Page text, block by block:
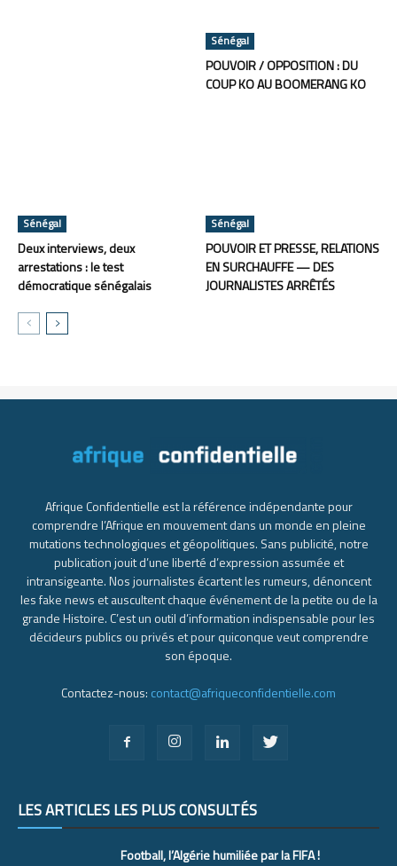
Sénégal
POUVOIR / OPPOSITION : DU
COUP KO AU BOOMERANG KO
Sénégal
Deux interviews, deux
arrestations : le test
démocratique sénégalais
Sénégal
POUVOIR ET PRESSE, RELATIONS
EN SURCHAUFFE — DES
JOURNALISTES ARRÊTÉS
Afrique Confidentielle est la référence indépendante pour
comprendre l’Afrique en mouvement dans un monde en pleine
mutations technologiques et géopolitiques. Sans publicité, notre
publication jouit d’une liberté d’expression assumée et
intransigeante. Nos journalistes écartent les rumeurs, dénoncent
les fake news et auscultent chaque événement de la petite ou de la
grande Histoire. C’est un outil d’information indispensable pour les
décideurs publics ou privés et pour quiconque veut comprendre
son époque.
Contactez-nous: contact@afriqueconfidentielle.com
LES ARTICLES LES PLUS CONSULTÉS
Football, l’Algérie humiliée par la FIFA !